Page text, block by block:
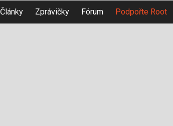
Články Zprávičky Fórum Podpořte Root